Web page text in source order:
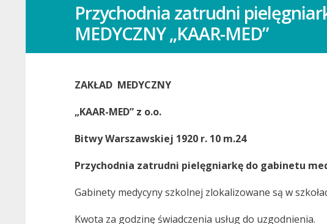
Przychodnia zatrudni
MEDYCZNY „KAAR-MED”
ZAKŁAD MEDYCZNY
„KAAR-MED” z o.o.
Bitwy Warszawskiej 1920 r. 10 m.24
Przychodnia zatrudni pielęgniarkę do gabinetu
Gabinety medycyny szkolnej zlokalizowane są w
Kwota za godzinę świadczenia usług do uzgodnienia.